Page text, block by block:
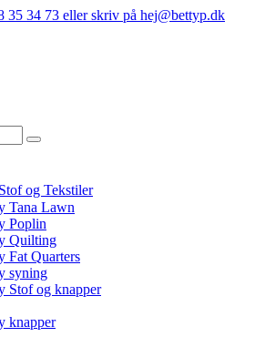
35 34 73 eller skriv på hej@bettyp.dk
og Tekstiler
Tana Lawn
Poplin
Quilting
Fat Quarters
syning
Stof og knapper
knapper